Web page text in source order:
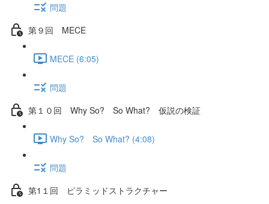
問題
第９回 MECE
MECE (6:05)
問題
第１０回 Why So? So What? 仮説の検証
Why So? So What? (4:08)
問題
第1１回 ピラミッドストラクチャー